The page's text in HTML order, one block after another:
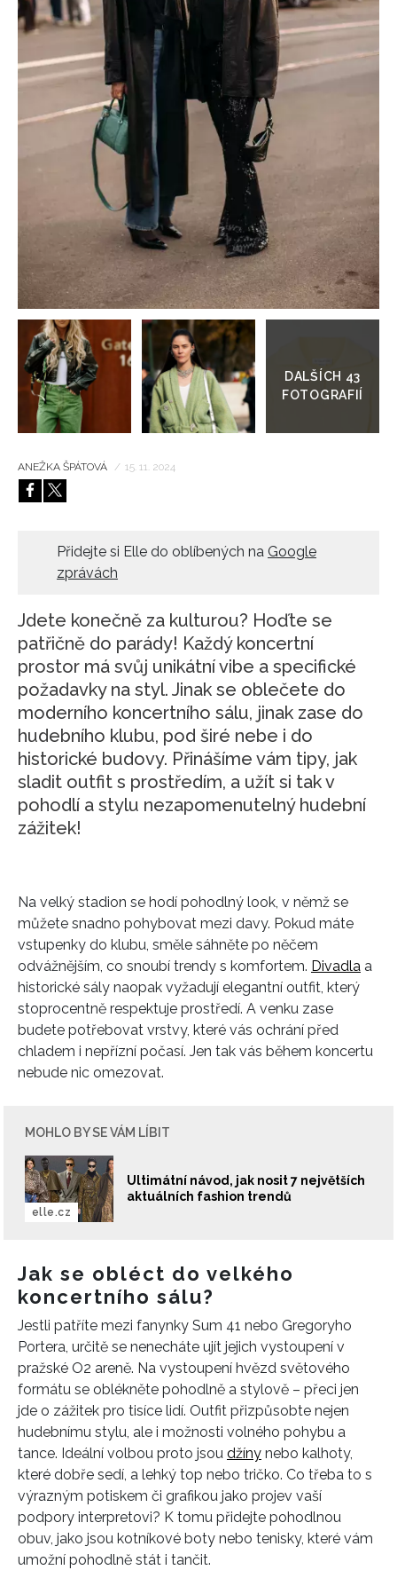
HOME
galerie
ANEŽKA ŠPÁTOVÁ / 15. 11. 2024
Přidejte si Elle do oblíbených na Google
zprávách
Jdete konečně za kulturou? Hoďte se
patřičně do parády! Každý koncertní
prostor má svůj unikátní vibe a specifické
požadavky na styl. Jinak se oblečete do
moderního koncertního sálu, jinak zase do
hudebního klubu, pod širé nebe i do
historické budovy. Přinášíme vám tipy, jak
sladit outfit s prostředím, a užít si tak v
pohodlí a stylu nezapomenutelný hudební
zážitek!
Na velký stadion se hodí pohodlný look, v němž se
můžete snadno pohybovat mezi davy. Pokud máte
vstupenky do klubu, směle sáhněte po něčem
odvážnějším, co snoubí trendy s komfortem. Divadla a
historické sály naopak vyžadují elegantní outfit, který
stoprocentně respektuje prostředí. A venku zase
budete potřebovat vrstvy, které vás ochrání před
chladem i nepřízní počasí. Jen tak vás během koncertu
nebude nic omezovat.
MOHLO BY SE VÁM LÍBIT
Ultimátní návod, jak nosit 7 největších
aktuálních fashion trendů
elle.cz
Jak se obléct do velkého
koncertního sálu?
Jestli patříte mezi fanynky Sum 41 nebo Gregoryho
Portera, určitě se nenecháte ujít jejich vystoupení v
pražské O2 areně. Na vystoupení hvězd světového
formátu se oblékněte pohodlně a stylově – přeci jen
jde o zážitek pro tisíce lidí. Outfit přizpůsobte nejen
hudebnímu stylu, ale i možnosti volného pohybu a
tance. Ideální volbou proto jsou džíny nebo kalhoty,
které dobře sedí, a lehký top nebo tričko. Co třeba to s
výrazným potiskem či grafikou jako projev vaší
podpory interpretovi? K tomu přidejte pohodlnou
obuv, jako jsou kotníkové boty nebo tenisky, které vám
umožní pohodlně stát i tančit.